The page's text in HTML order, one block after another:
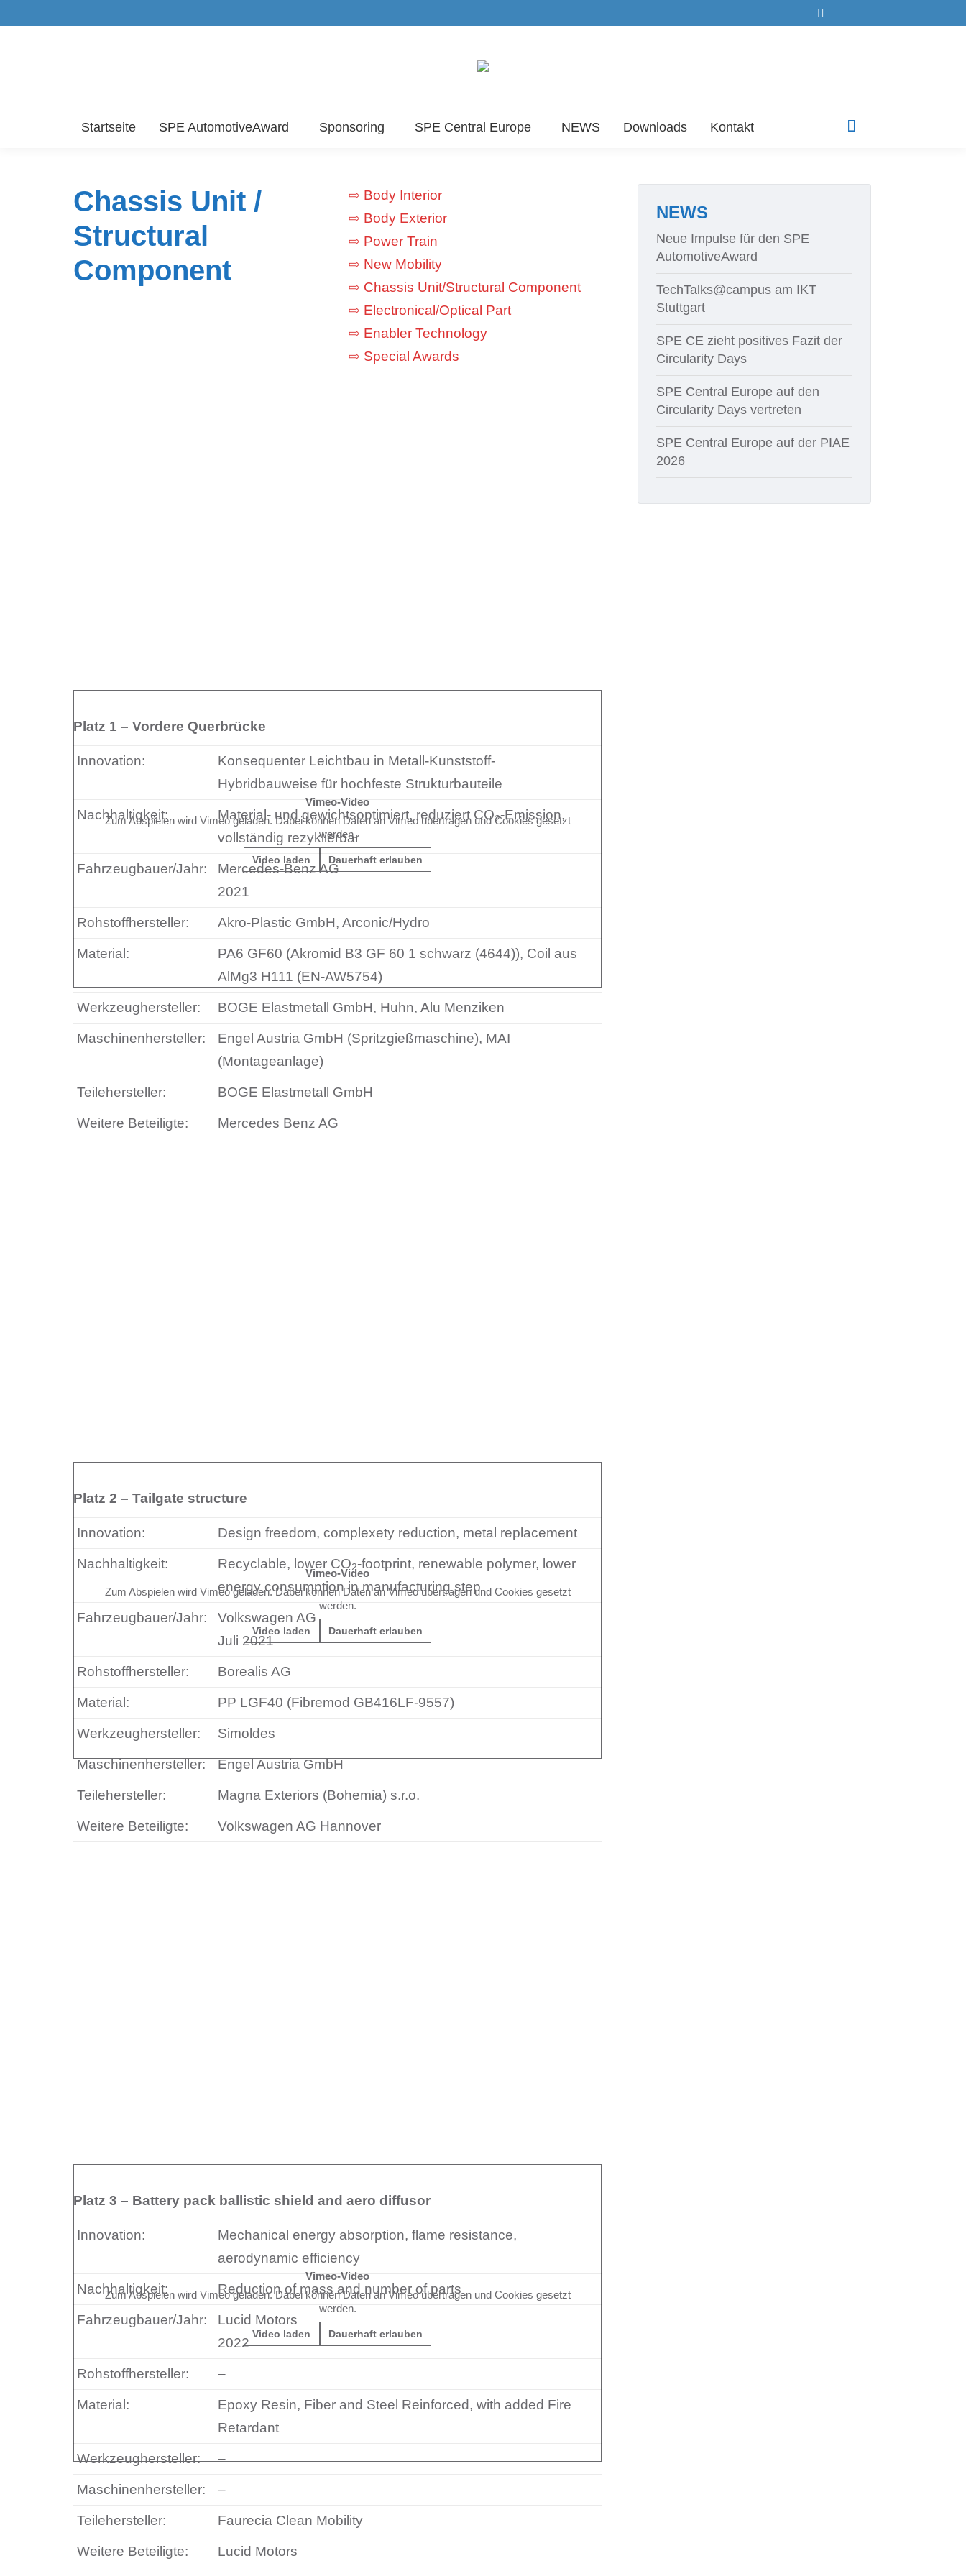
Search:
Startseite SPE AutomotiveAward Sponsoring SPE Central Europe NEWS Downloads Kontakt
Linkedin
Chassis Unit /
Structural
Component
⇨ Body Interior
⇨ Body Exterior
⇨ Power Train
⇨ New Mobility
⇨ Chassis Unit/Structural Component
⇨ Electronical/Optical Part
⇨ Enabler Technology
⇨ Special Awards
Vimeo-Video
Zum Abspielen wird Vimeo geladen. Dabei können Daten an Vimeo übertragen und Cookies gesetzt
werden.
Video laden Dauerhaft erlauben
Platz 1 – Vordere Querbrücke
Innovation:
Konsequenter Leichtbau in Metall-Kunststoff-
Hybridbauweise für hochfeste Strukturbauteile
Nachhaltigkeit: Material- und gewichtsoptimiert, reduziert CO2-Emission,
vollständig rezyklierbar
Fahrzeugbauer/Jahr:
Mercedes-Benz AG
2021
Rohstoffhersteller: Akro-Plastic GmbH, Arconic/Hydro
Material:
PA6 GF60 (Akromid B3 GF 60 1 schwarz (4644)), Coil aus
AlMg3 H111 (EN-AW5754)
Werkzeughersteller: BOGE Elastmetall GmbH, Huhn, Alu Menziken
Maschinenhersteller:
Engel Austria GmbH (Spritzgießmaschine), MAI
(Montageanlage)
Teilehersteller: BOGE Elastmetall GmbH
Weitere Beteiligte: Mercedes Benz AG
Vimeo-Video
Zum Abspielen wird Vimeo geladen. Dabei können Daten an Vimeo übertragen und Cookies gesetzt
werden.
Video laden Dauerhaft erlauben
Platz 2 – Tailgate structure
Innovation: Design freedom, complexety reduction, metal replacement
Nachhaltigkeit: Recyclable, lower CO2-footprint, renewable polymer, lower
energy consumption in manufacturing step
Fahrzeugbauer/Jahr:
Volkswagen AG
Juli 2021
Rohstoffhersteller: Borealis AG
Material: PP LGF40 (Fibremod GB416LF-9557)
Werkzeughersteller: Simoldes
Maschinenhersteller: Engel Austria GmbH
Teilehersteller: Magna Exteriors (Bohemia) s.r.o.
Weitere Beteiligte: Volkswagen AG Hannover
Vimeo-Video
Zum Abspielen wird Vimeo geladen. Dabei können Daten an Vimeo übertragen und Cookies gesetzt
werden.
Video laden Dauerhaft erlauben
Platz 3 – Battery pack ballistic shield and aero diffusor
Innovation:
Mechanical energy absorption, flame resistance,
aerodynamic efficiency
Nachhaltigkeit: Reduction of mass and number of parts
Fahrzeugbauer/Jahr:
Lucid Motors
2022
Rohstoffhersteller: –
Material:
Epoxy Resin, Fiber and Steel Reinforced, with added Fire
Retardant
Werkzeughersteller: –
Maschinenhersteller: –
Teilehersteller: Faurecia Clean Mobility
Weitere Beteiligte: Lucid Motors
NEWS
Neue Impulse für den SPE
AutomotiveAward
TechTalks@campus am IKT
Stuttgart
SPE CE zieht positives Fazit der
Circularity Days
SPE Central Europe auf den
Circularity Days vertreten
SPE Central Europe auf der PIAE
2026